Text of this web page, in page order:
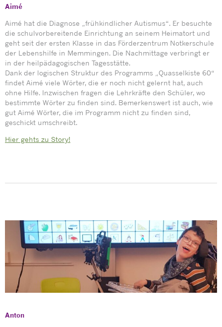
Aimé
Aimé hat die Diagnose „frühkindlicher Autismus“. Er besuchte
die schulvorbereitende Einrichtung an seinem Heimatort und
geht seit der ersten Klasse in das Förderzentrum Notkerschule
der Lebenshilfe in Memmingen. Die Nachmittage verbringt er
in der heilpädagogischen Tagesstätte.
Dank der logischen Struktur des Programms „Quasselkiste 60“
findet Aimé viele Wörter, die er noch nicht gelernt hat, auch
ohne Hilfe. Inzwischen fragen die Lehrkräfte den Schüler, wo
bestimmte Wörter zu finden sind. Bemerkenswert ist auch, wie
gut Aimé Wörter, die im Programm nicht zu finden sind,
geschickt umschreibt.
Hier gehts zu Story!
Anton